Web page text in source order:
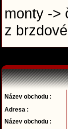
monty ->
z
Název obchodu :
Adresa :
Název obchodu :